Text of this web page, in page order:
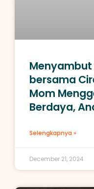
Menyambut
bersama
Mom
Berdaya,
Selengkapnya »
December 21, 2024